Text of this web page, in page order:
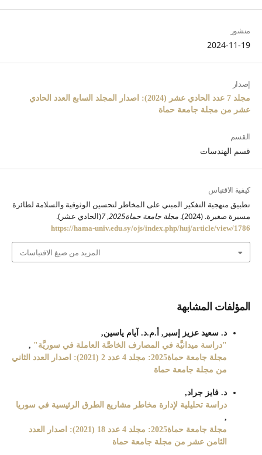
منشور
2024-11-19
إصدار
مجلد 7 عدد الحادي عشر (2024): اصدار المجلد السابع العدد الحادي
عشر من مجلة جامعة حماة
القسم
قسم الهندسات
كيفية الاقتباس
تطبيق منهجية التفكير المبني على المخاطر لتحسين الوثوقية والسلامة لطائرة
مسيرة صغيرة. (2024).
مجلة جامعة حماة2025 ,
7(الحادي عشر).
https://hama-univ.edu.sy/ojs/index.php/huj/article/view/1786
المزيد من صيغ الاقتباسات
المؤلفات المشابهة
د. سعيد عزيز إسبر, أ.م.د. آيام ياسين,
"دراسة ميدانيَّة في المصارف الخاصَّة العاملة في سوريَّة" ,
مجلة جامعة حماة2025: مجلد 4 عدد 2 (2021): اصدار العدد الثاني
من مجلة جامعة حماة
د. فايز جراد,
دراسة تحليلية لإدارة مخاطر مشاريع الطرق الرئيسية في سوريا
,
مجلة جامعة حماة2025: مجلد 4 عدد 18 (2021): اصدار العدد
الثامن عشر من مجلة جامعة حماة